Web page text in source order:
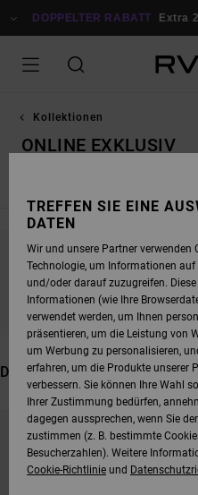
ZUR
RABATT Extra 25%
Kollektionen
ONLINE EXKLUSIV
BLEIB DABEI, DIE
WIEDER DA
DAS KÖNNTE DIR AUCH
DIREKT
FILTERKRITERIEN
ÜBERSPRINGEN
FILTERN
TREFFEN SIE EINE
DATEN
Wir und unsere Partner verwenden
Technologie, um Informationen auf
und/oder darauf zuzugreifen.
Informationen (wie Ihre
verwendet werden, um Ihnen
präsentieren, um die Leistung von
um Werbung zu personalisieren,
erfahren, um die Produkte unserer
verbessern. Sie können Ihre Wahl
Ihrer Zustimmung bedürfen,
dagegen aussprechen, wenn Sie
zustimmen (z. B. bestimmte
Besucherzahlen). Weitere
Cookie-Richtlinie und